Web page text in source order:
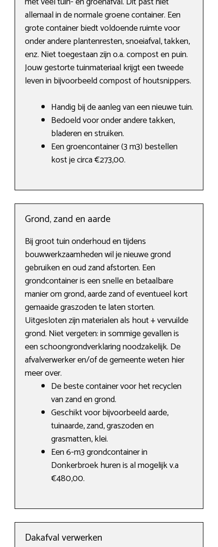
allemaal in de normale groene container. Een
grote container biedt voldoende ruimte voor
onder andere plantenresten, snoeiafval, takken,
enz. Niet toegestaan zijn o.a. compost en puin.
Jouw gestorte tuinmateriaal krijgt een tweede
leven in bijvoorbeeld compost of houtsnippers.
Handig bij de aanleg van een nieuwe tuin.
Bedoeld voor onder andere takken,
bladeren en struiken.
Een groencontainer (3 m3) bestellen
kost je circa €273,00.
Grond, zand en aarde
Bij groot tuin onderhoud en tijdens
bouwwerkzaamheden wil je nieuwe grond
gebruiken en oud zand afstorten. Een
grondcontainer is een snelle en betaalbare
manier om grond, aarde zand of eventueel kort
gemaaide graszoden te laten storten.
Uitgesloten zijn materialen als hout + vervuilde
grond. Niet vergeten: in sommige gevallen is
een schoongrondverklaring noodzakelijk. De
afvalverwerker en/of de gemeente weten hier
meer over.
De beste container voor het recyclen
van zand en grond.
Geschikt voor bijvoorbeeld aarde,
tuinaarde, zand, graszoden en
grasmatten, klei.
Een 6-m3 grondcontainer in
Donkerbroek huren is al mogelijk v.a
€480,00.
Dakafval verwerken